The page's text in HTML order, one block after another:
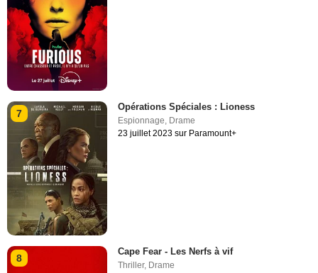
7
Opérations Spéciales : Lioness
Espionnage, Drame
23 juillet 2023 sur Paramount+
8
Cape Fear - Les Nerfs à vif
Thriller, Drame